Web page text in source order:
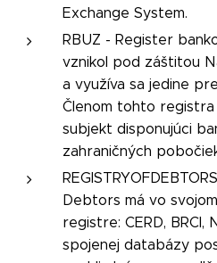
Exchange System.
RBUZ - Register
vznikol pod záštitou
a využíva sa jedine
Členom tohto
subjekt disponujúci
zahraničných
Debtors má vo
registre: CERD, BRCI,
spojenej databázy